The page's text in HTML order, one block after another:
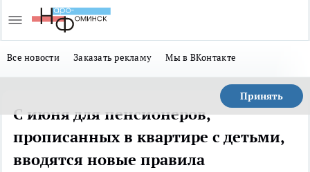
Все новости Заказать рекламу Мы в ВКонтакте
Принять
С июня для пенсионеров,
прописанных в квартире с детьми,
вводятся новые правила